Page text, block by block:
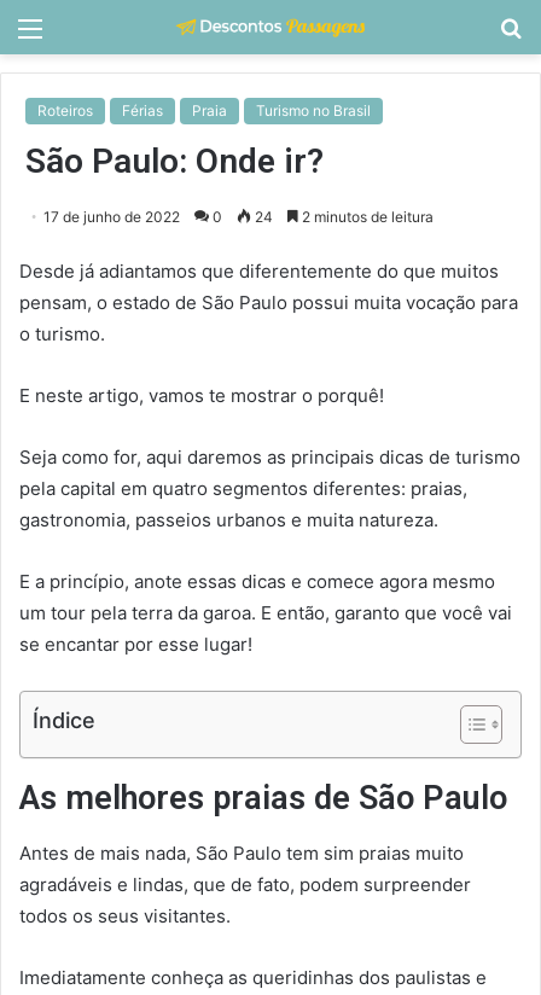
Menu
Roteiros Férias Praia Turismo no Brasil
São Paulo: Onde ir?
17 de junho de 2022 0 24 2 minutos de leitura
Desde já adiantamos que diferentemente do que muitos
pensam, o estado de São Paulo possui muita vocação para
o turismo.
E neste artigo, vamos te mostrar o porquê!
Seja como for, aqui daremos as principais dicas de turismo
pela capital em quatro segmentos diferentes: praias,
gastronomia, passeios urbanos e muita natureza.
E a princípio, anote essas dicas e comece agora mesmo
um tour pela terra da garoa. E então, garanto que você vai
se encantar por esse lugar!
Índice
As melhores praias de São Paulo
Antes de mais nada, São Paulo tem sim praias muito
agradáveis e lindas, que de fato, podem surpreender
todos os seus visitantes.
Imediatamente conheça as queridinhas dos paulistas e